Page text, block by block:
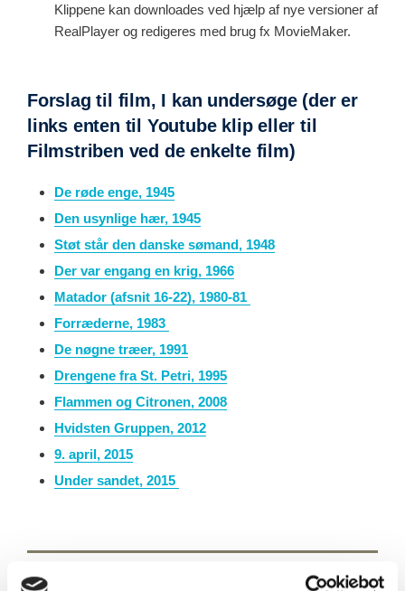
Klippene kan downloades ved hjælp af nye versioner af
RealPlayer og redigeres med brug fx MovieMaker.
Forslag til film, I kan undersøge (der er
links enten til Youtube klip eller til
Filmstriben ved de enkelte film)
De røde enge, 1945
Den usynlige hær, 1945
Støt står den danske sømand, 1948
Der var engang en krig, 1966
Matador (afsnit 16-22), 1980-81
Forræderne, 1983
De nøgne træer, 1991
Drengene fra St. Petri, 1995
Flammen og Citronen, 2008
Hvidsten Gruppen, 2012
9. april, 2015
Under sandet, 2015